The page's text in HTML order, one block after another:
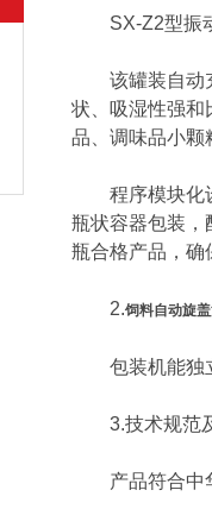
SX-Z2型振动
该罐装自动充
状、吸湿性强和
品、调味品小颗
程序模块化设
瓶状容器包装，
瓶合格产品，确
2.饲料自动旋
包装机能独立
3.技术规范
产品符合中华